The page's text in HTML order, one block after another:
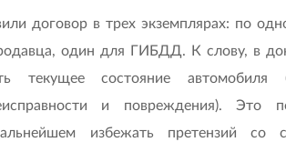
договор в трех экземплярах: по
один для ГИБДД. К слову, в
текущее состояние автомобиля
и повреждения). Это
избежать претензий со